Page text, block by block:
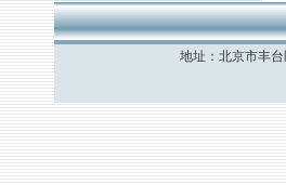
地址：北京市丰